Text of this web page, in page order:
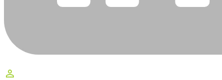
perm_identity